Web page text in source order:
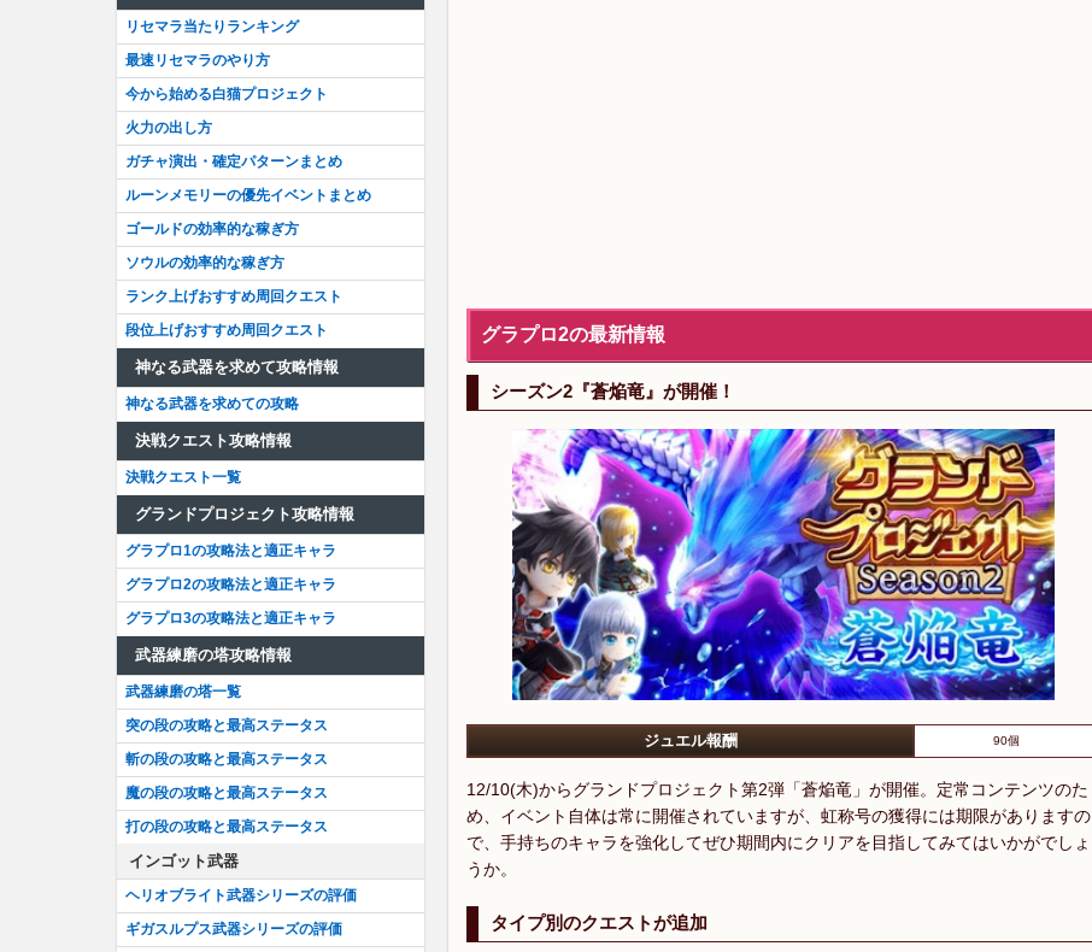
グラプロ2の最新情報
シーズン2『蒼焔竜』が開催！
ジュエル報酬 90個
12/10(木)からグランドプロジェクト第2弾「蒼焔竜」が開催。定常コンテンツのた
め、イベント自体は常に開催されていますが、虹称号の獲得には期限がありますの
で、手持ちのキャラを強化してぜひ期間内にクリアを目指してみてはいかがでしょ
うか。
タイプ別のクエストが追加
リセマラ当たりランキング
最速リセマラのやり方
今から始める白猫プロジェクト
火力の出し方
ガチャ演出・確定パターンまとめ
ルーンメモリーの優先イベントまとめ
ゴールドの効率的な稼ぎ方
ソウルの効率的な稼ぎ方
ランク上げおすすめ周回クエスト
段位上げおすすめ周回クエスト
神なる武器を求めて攻略情報
神なる武器を求めての攻略
決戦クエスト攻略情報
決戦クエスト一覧
グランドプロジェクト攻略情報
グラプロ1の攻略法と適正キャラ
グラプロ2の攻略法と適正キャラ
グラプロ3の攻略法と適正キャラ
武器練磨の塔攻略情報
武器練磨の塔一覧
突の段の攻略と最高ステータス
斬の段の攻略と最高ステータス
魔の段の攻略と最高ステータス
打の段の攻略と最高ステータス
インゴット武器
ヘリオブライト武器シリーズの評価
ギガスルプス武器シリーズの評価